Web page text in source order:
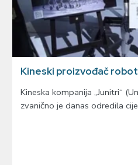
Kineski proizvođač
Kineska kompanija „Junitri“
zvanično je danas odredila